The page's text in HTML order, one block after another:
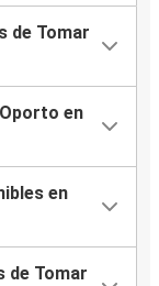
de Tomar
en
en
de Tomar